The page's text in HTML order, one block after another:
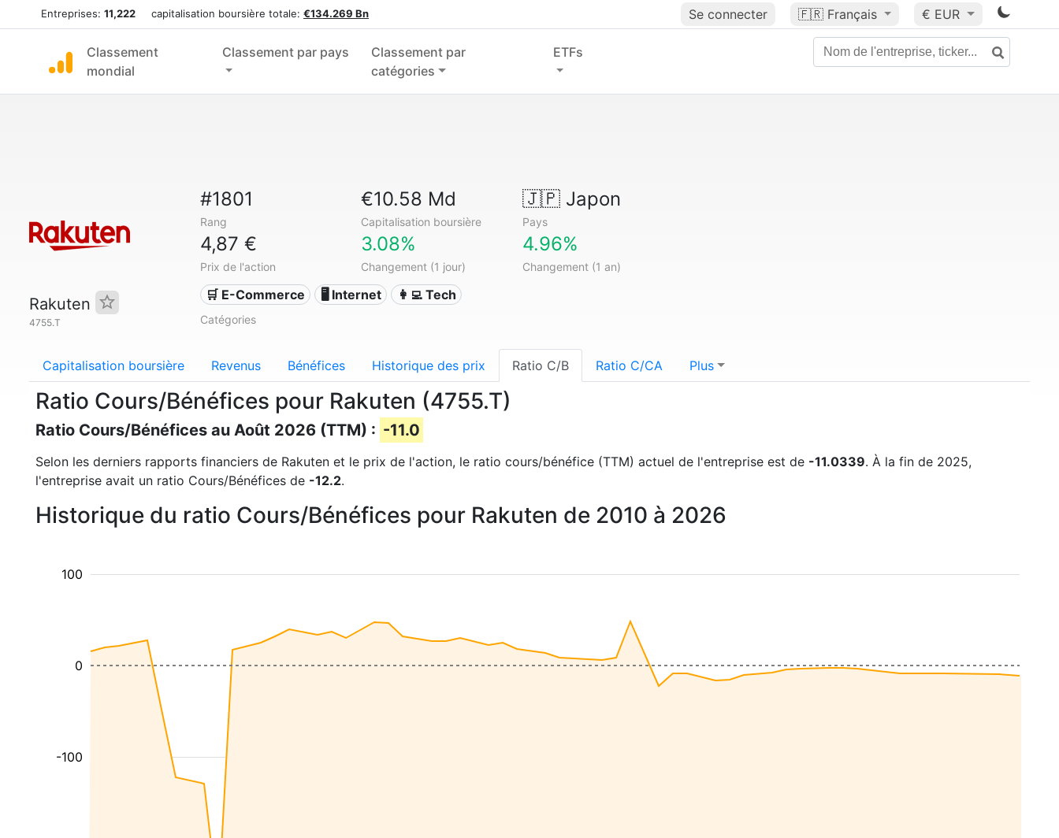
Entreprises: 11,222 capitalisation boursière totale: €134.269 Bn Se connecter 🇫🇷 Français € EUR
Classement
mondial
Classement par pays
Classement par
catégories
ETFs
Rakuten
4755.T
#1801
Rang
€10.58 Md
Capitalisation boursière
🇯🇵Japon
Pays
4,87 €
Prix de l'action
3.08%
Changement (1 jour)
4.96%
Changement (1 an)
🛒 E-Commerce 🖥️ Internet 👩‍💻 Tech
Catégories
Capitalisation boursière Revenus Bénéfices Historique des prix Ratio C/B Ratio C/CA Plus
Ratio Cours/Bénéfices pour Rakuten (4755.T)
Ratio Cours/Bénéfices au Août 2026 (TTM) : -11.0
Selon les derniers rapports financiers de Rakuten et le prix de l'action, le ratio cours/bénéfice (TTM) actuel de l'entreprise est de -11.0339. À la fin de 2025,
l'entreprise avait un ratio Cours/Bénéfices de -12.2.
Historique du ratio Cours/Bénéfices pour Rakuten de 2010 à 2026
-100
100
0